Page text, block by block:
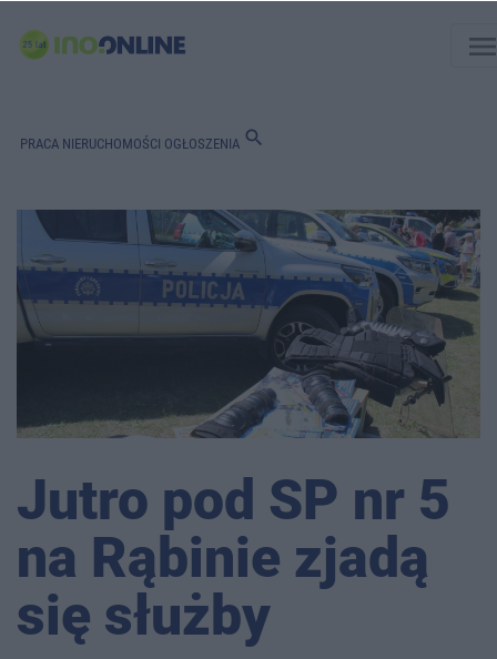
PRACA NIERUCHOMOŚCI OGŁOSZENIA search
Jutro pod SP nr 5
na Rąbinie zjadą
się służby